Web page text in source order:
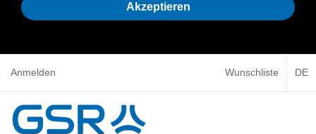
Akzeptieren
Anmelden Wunschliste DE